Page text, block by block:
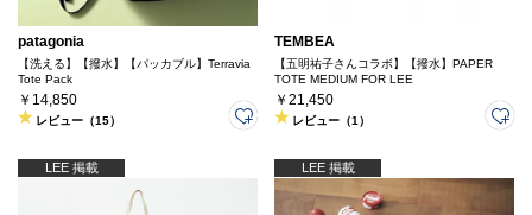
patagonia
【洗える】【撥水】【パッカブル】Terravia
Tote Pack
￥14,850
レビュー（15）
TEMBEA
【五明祐子さんコラボ】【撥水】PAPER
TOTE MEDIUM FOR LEE
￥21,450
レビュー（1）
LEE 掲載 LEE 掲載